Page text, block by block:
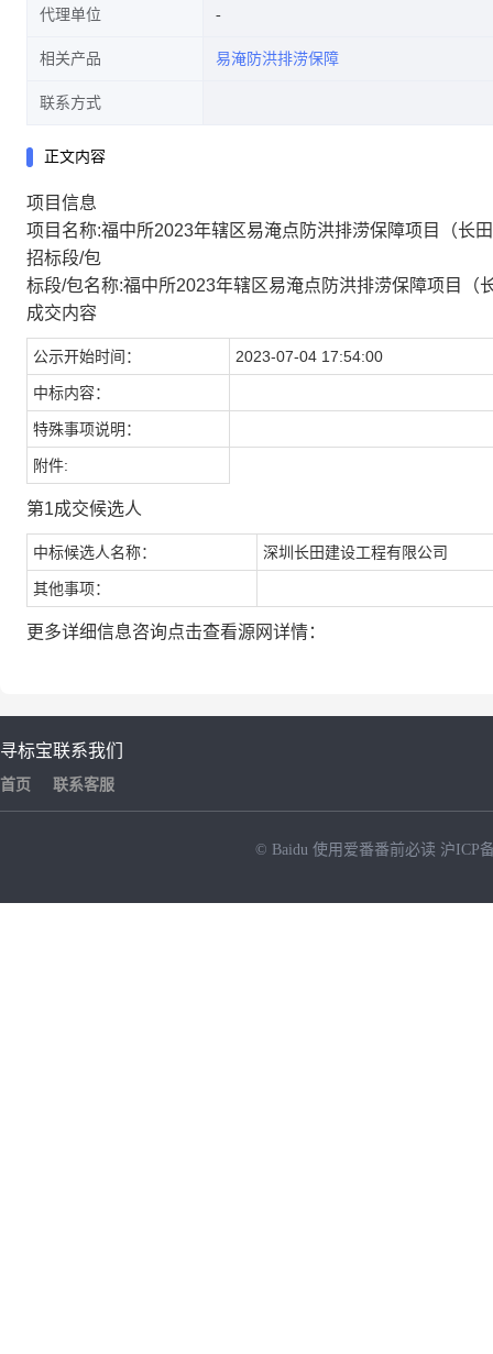
代理单位
相关产品 易淹防洪排涝保障
联系方式
正文内容
项目信息
项目名称:福中所2023年辖区易淹点防洪排涝保障项目（长
招标段/包
标段/包名称:福中所2023年辖区易淹点防洪排涝保障项目（
成交内容
公示开始时间： 2023-07-04 17:54:00
中标内容：
特殊事项说明：
附件:
第1成交候选人
中标候选人名称： 深圳长田建设工程有限公司
其他事项：
更多详细信息咨询点击查看源网详情：
寻标宝
首页
联系我们
联系客服
© Baidu 使用爱番番前必读 沪ICP